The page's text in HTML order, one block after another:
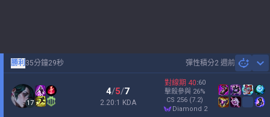
彈性積分2 週前
勝利 35分鐘29秒
17
4/5/7
2.20:1 KDA
對線期 40:60
擊殺參與 26%
CS 256 (7.2)
diamond 2